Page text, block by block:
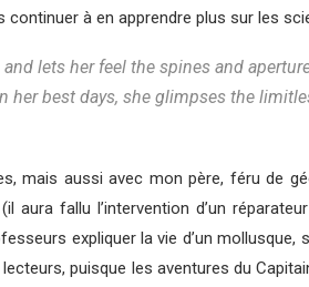
continuer à en apprendre plus sur les
lets her feel the spines and
her best days, she glimpses the
mais aussi avec mon père, féru de
fallu l’intervention d’un
expliquer la vie d’un mollusque,
puisque les aventures du